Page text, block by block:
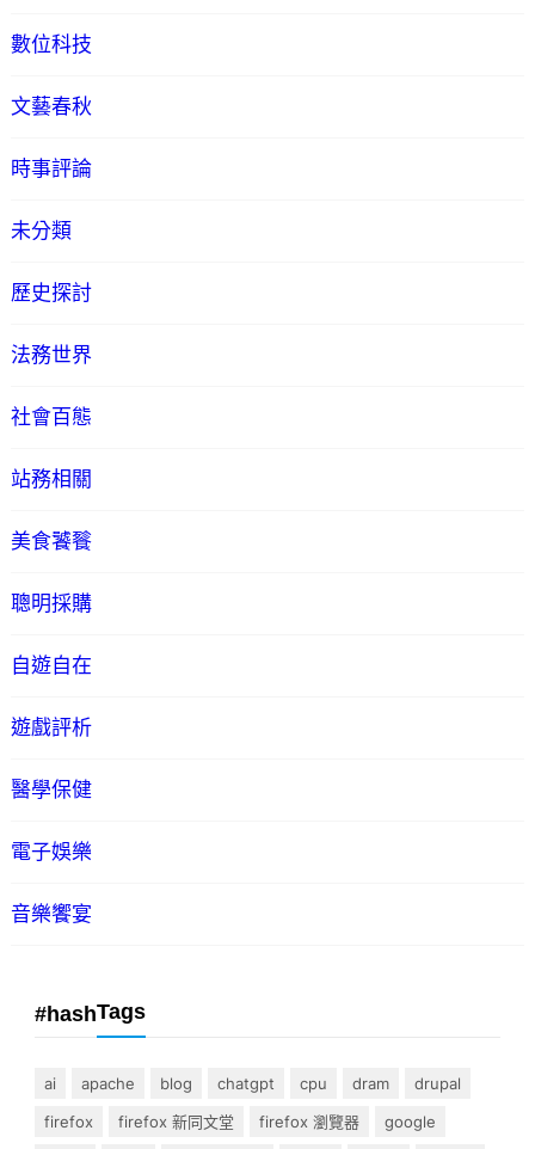
數位科技
文藝春秋
時事評論
未分類
歷史探討
法務世界
社會百態
站務相關
美食饕餮
聰明採購
自遊自在
遊戲評析
醫學保健
電子娛樂
音樂饗宴
#hashTags
ai apache blog chatgpt cpu dram
drupal
firefox
firefox 新同文堂 firefox 瀏覽器
google